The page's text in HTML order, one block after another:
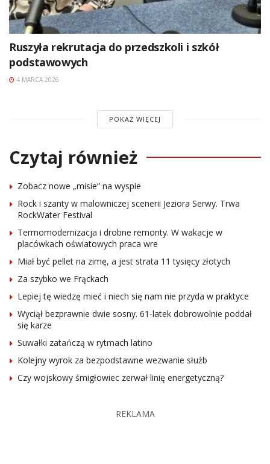
Ruszyła rekrutacja do przedszkoli i szkół
podstawowych
4 MARCA 2026
POKAŻ WIĘCEJ
Czytaj również
Zobacz nowe „misie” na wyspie
Rock i szanty w malowniczej scenerii Jeziora Serwy. Trwa
RockWater Festival
Termomodernizacja i drobne remonty. W wakacje w
placówkach oświatowych praca wre
Miał być pellet na zimę, a jest strata 11 tysięcy złotych
Za szybko we Frąckach
Lepiej tę wiedzę mieć i niech się nam nie przyda w praktyce
Wyciął bezprawnie dwie sosny. 61-latek dobrowolnie poddał
się karze
Suwałki zatańczą w rytmach latino
Kolejny wyrok za bezpodstawne wezwanie służb
Czy wojskowy śmigłowiec zerwał linię energetyczną?
REKLAMA